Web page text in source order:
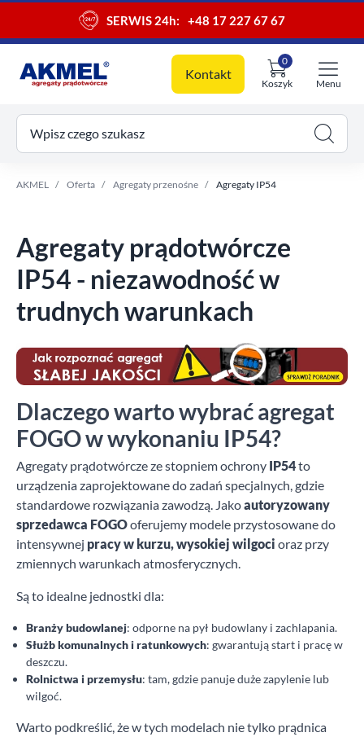
SERWIS 24h: +48 17 227 67 67
Kontakt
Koszyk
0
koszyk
Menu
Wpisz czego szukasz
AKMEL Oferta Agregaty przenośne Agregaty IP54
Agregaty prądotwórcze
IP54 - niezawodność w
trudnych warunkach
Dlaczego warto wybrać agregat
FOGO w wykonaniu IP54?
Agregaty prądotwórcze ze stopniem ochrony IP54to
urządzenia zaprojektowane do zadań specjalnych, gdzie
standardowe rozwiązania zawodzą. Jakoautoryzowany
sprzedawca FOGOoferujemy modele przystosowane do
intensywnej pracy w kurzu, wysokiej wilgoci oraz przy
zmiennych warunkach atmosferycznych.
Są to idealne jednostki dla:
Branży budowlanej: odporne na pył budowlany i zachlapania.
Służb komunalnych i ratunkowych: gwarantują start i pracę w
deszczu.
Rolnictwa i przemysłu: tam, gdzie panuje duże zapylenie lub
wilgoć.
Warto podkreślić, że w tych modelach nie tylko prądnica